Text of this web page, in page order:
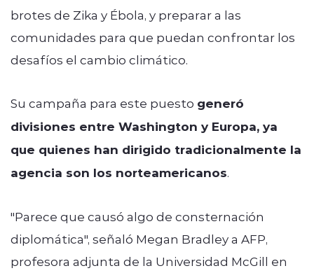
brotes de Zika y Ébola, y preparar a las
comunidades para que puedan confrontar los
desafíos el cambio climático.
Su campaña para este puesto generó
divisiones entre Washington y Europa, ya
que quienes han dirigido tradicionalmente la
agencia son los norteamericanos.
"Parece que causó algo de consternación
diplomática", señaló Megan Bradley a AFP,
profesora adjunta de la Universidad McGill en